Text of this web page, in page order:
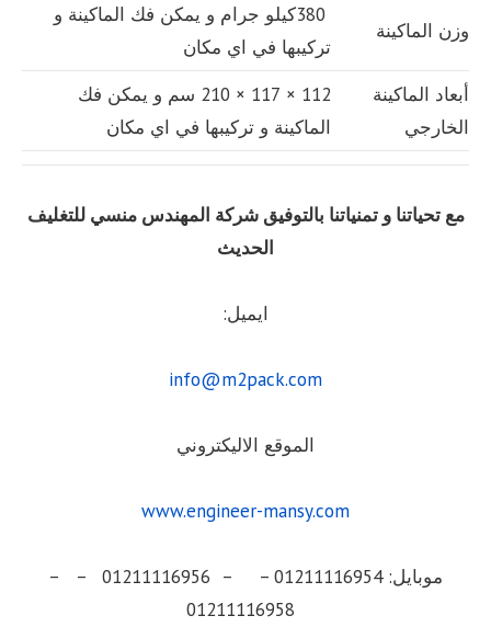
وزن الماكينة
380كيلو جرام و يمكن فك الماكينة و
تركيبها في اي مكان
أبعاد الماكينة
الخارجي
112 × 117 × 210 سم و يمكن فك
الماكينة و تركيبها في اي مكان
مع تحياتنا و تمنياتنا بالتوفيق شركة المهندس منسي للتغليف
الحديث
ايميل:
info@m2pack.com
الموقع الاليكتروني
www.engineer-mansy.com
موبايل: 01211116954 – – 01211116956 – –